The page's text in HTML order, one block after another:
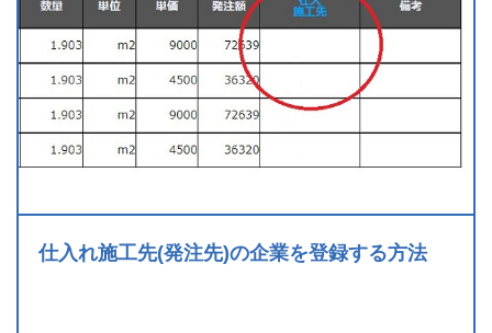
仕入れ施工先(発注先)の企業を登録する方法